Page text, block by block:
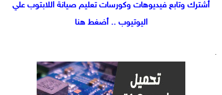
أشترك وتابع فيديوهات وكورسات تعليم صيانة اللابتوب علي
اليوتيوب .. أضغط هنا
.